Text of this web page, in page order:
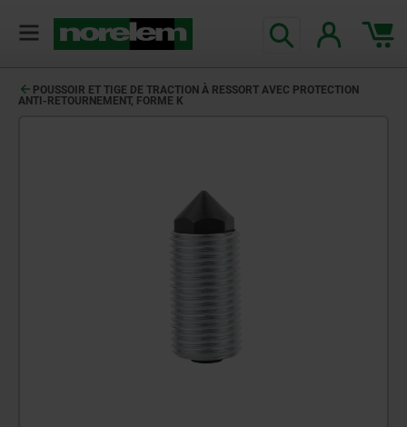
POUSSOIR ET TIGE DE TRACTION À RESSORT AVEC PROTECTION
ANTI-RETOURNEMENT, FORME K